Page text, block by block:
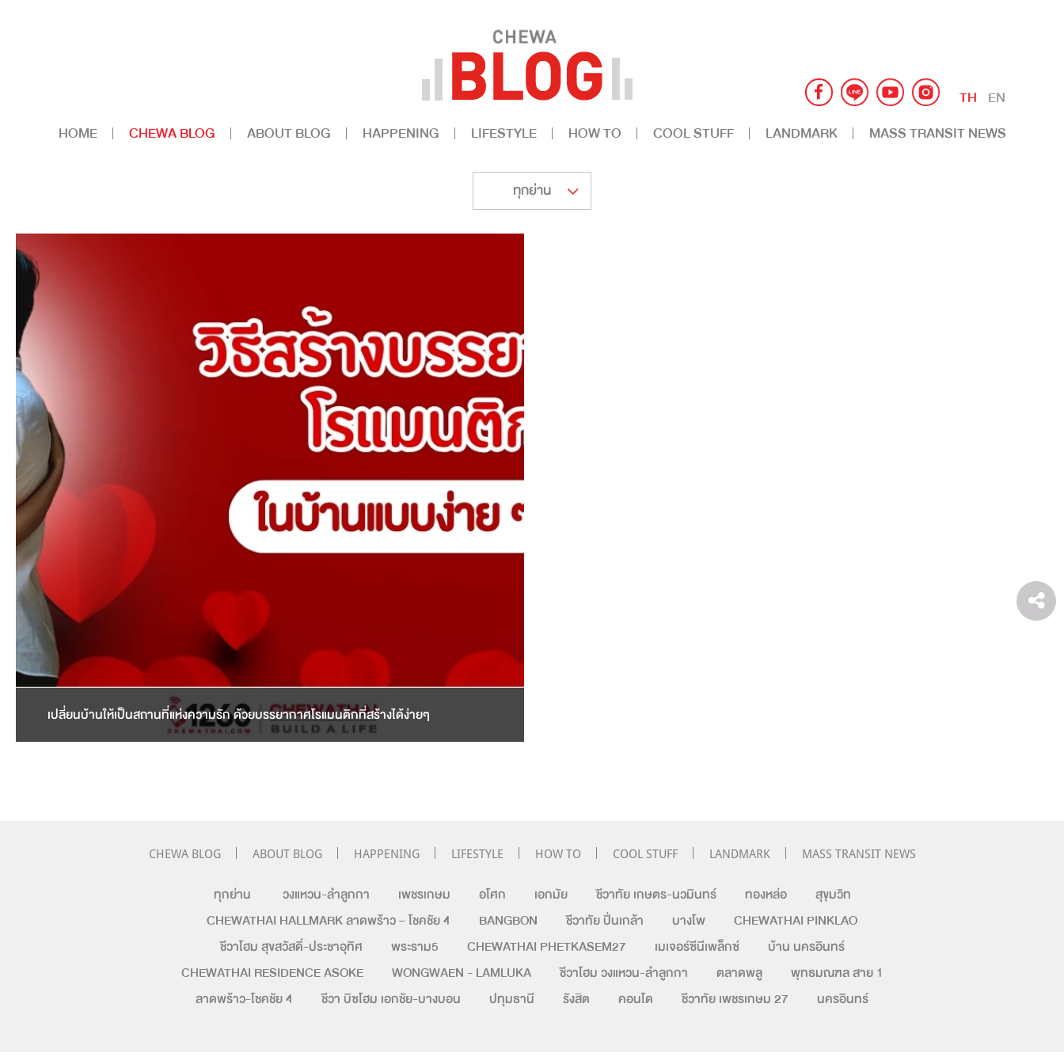
TH EN
HOME
CHEWA BLOG ABOUT BLOG HAPPENING LIFESTYLE HOW TO COOL STUFF LANDMARK MASS TRANSIT NEWS
ทุกย่าน
เปลี่ยนบ้านให้เป็นสถานที่แห่งความรัก ด้วยบรรยากาศโรแมนติกที่สร้างได้ง่ายๆ
CHEWA BLOG ABOUT BLOG HAPPENING LIFESTYLE HOW TO COOL STUFF LANDMARK MASS TRANSIT NEWS
ทุกย่าน วงแหวน-ลำลูกกา เพชรเกษม อโศก เอกมัย ชีวาทัย เกษตร-นวมินทร์ ทองหล่อ
สุขุมวิท
CHEWATHAI HALLMARK ลาดพร้าว – โชคชัย 4
BANGBON ชีวาทัย ปิ่นเกล้า บางโพ
CHEWATHAI PINKLAO
ชีวาโฮม สุขสวัสดิ์-ประชาอุทิศ
พระราม5 CHEWATHAI PHETKASEM27 เมเจอร์ซีนีเพล็กซ์
บ้าน นครอินทร์
CHEWATHAI RESIDENCE ASOKE
WONGWAEN - LAMLUKA ชีวาโฮม วงแหวน-ลำลูกกา ตลาดพลู
พุทธมณฑล สาย 1
ลาดพร้าว-โชคชัย 4
ชีวา บิซโฮม เอกชัย-บางบอน ปทุมธานี รังสิต คอนโด ชีวาทัย เพชรเกษม 27 นครอินทร์